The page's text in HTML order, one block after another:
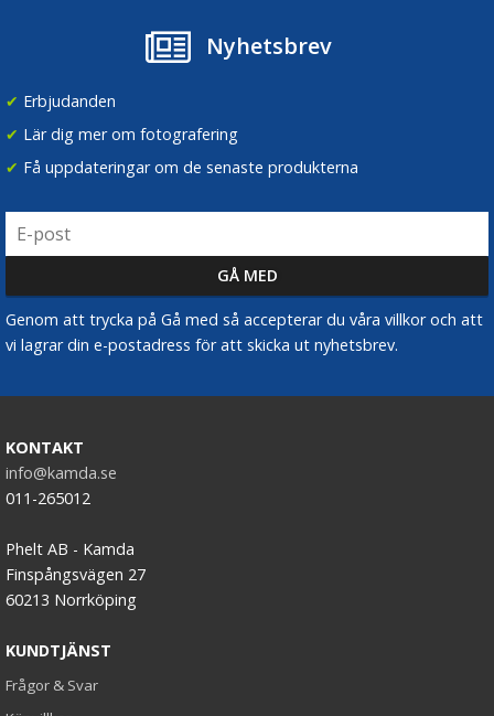
Nyhetsbrev
✔ Erbjudanden
✔ Lär dig mer om fotografering
✔ Få uppdateringar om de senaste produkterna
Genom att trycka på Gå med så accepterar du våra villkor och att
vi lagrar din e-postadress för att skicka ut nyhetsbrev.
KONTAKT
info@kamda.se
011-265012
Phelt AB - Kamda
Finspångsvägen 27
60213 Norrköping
KUNDTJÄNST
Frågor & Svar